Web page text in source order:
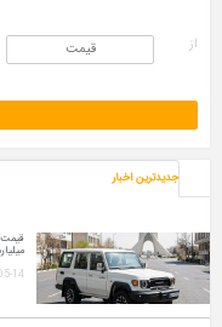
از
جدیدترین اخبار
1405-05-